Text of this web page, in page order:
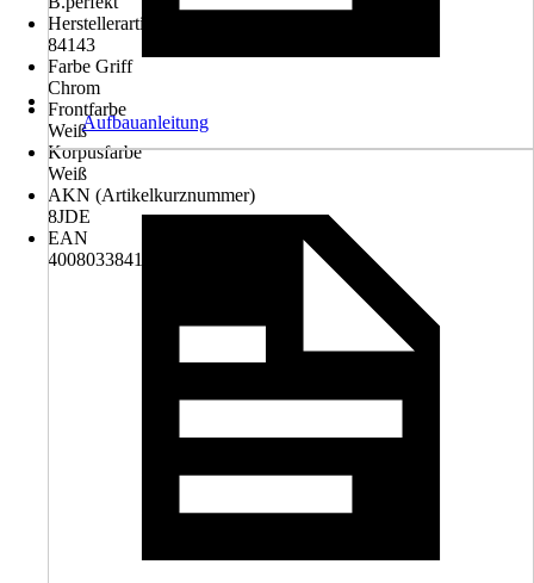
Herstellerartikelnummer
84143
Farbe Griff
Chrom
Frontfarbe
Weiß
Korpusfarbe
Weiß
AKN (Artikelkurznummer)
8JDE
EAN
4008033841436
Aufbauanleitung